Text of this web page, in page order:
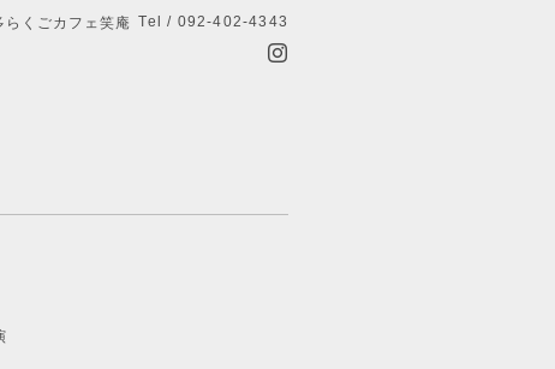
らくごカフェ笑庵 Tel / 092-402-4343